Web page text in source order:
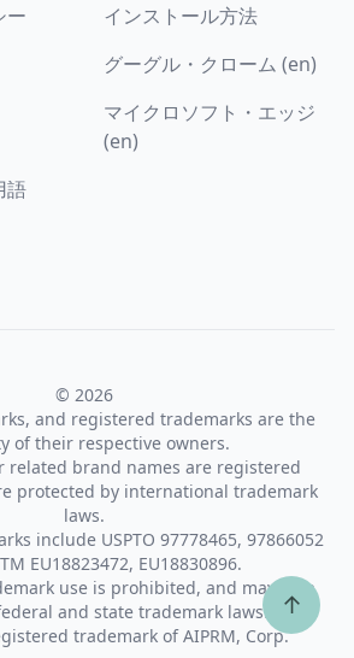
ー
語
インストール方法
グーグル・クローム (en)
マイクロソフト・エッジ
(en)
© 2026
and registered trademarks are the
of their respective owners.
related brand names are registered
protected by international trademark
laws.
include USPTO 97778465, 97866052
EU18823472, EU18830896.
use is prohibited, and may be a
and state trademark laws.
trademark of AIPRM, Corp.
↑